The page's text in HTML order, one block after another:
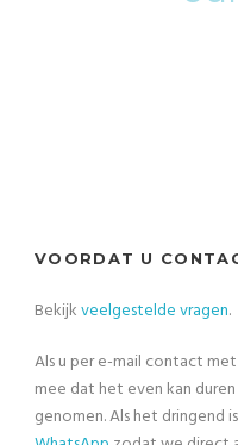
VOORDAT U
Bekijkveelgestelde vragen.
Als u per e-mail contact
mee dat het even kan
genomen. Als het dringend